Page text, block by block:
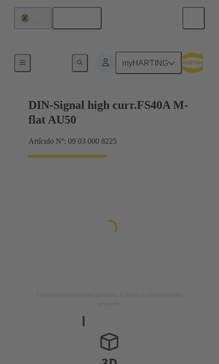
myHARTING
Terminación de placa madre a tarjeta hija
DIN-Signal high curr.FS40A M-
flat AU50
Artículo Nº: 09 03 000 8225